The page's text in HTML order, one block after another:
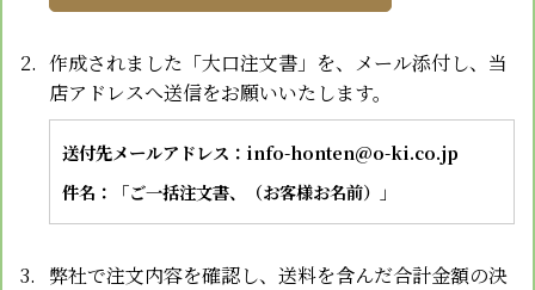
作成されました「大口注文書」を、メール添付し、当
店アドレスへ送信をお願いいたします。
送付先メールアドレス：info-honten@o-ki.co.jp
件名：「ご一括注文書、（お客様お名前）」
弊社で注文内容を確認し、送料を含んだ合計金額の決